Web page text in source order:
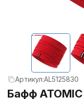
Артикул:AL5125830
Бафф